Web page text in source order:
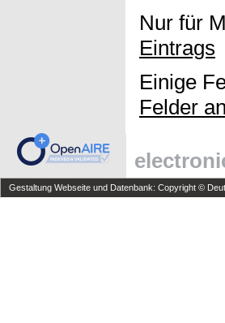
Nur für
Eintrags
Einige
Felder
Gestaltung Webseite und Datenbank: Copyright ©